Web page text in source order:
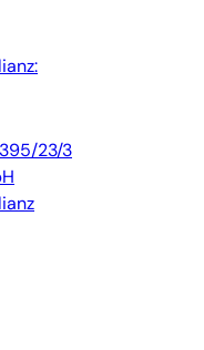
23/3